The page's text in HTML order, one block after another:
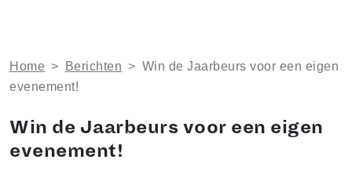
Home > Berichten > Win de Jaarbeurs voor een eigen
evenement!
Win de Jaarbeurs voor een eigen
evenement!